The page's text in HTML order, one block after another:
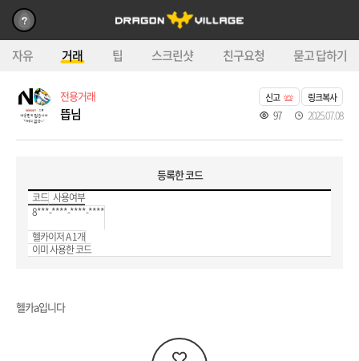
자유 거래 팁 스크린샷 친구요청 묻고 답하기
전용거래
뜹님
신고 링크복사
97 2025.07.08
등록한 코드
코드 사용여부
8***-****-****-****
헬카이저 A 1개
이미 사용한 코드
헬카a입니다